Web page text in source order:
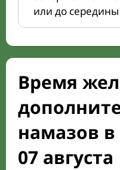
или до
Время
намазов
07 августа